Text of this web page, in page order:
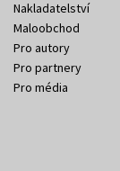
Nakladatelství
Maloobchod
Pro autory
Pro partnery
Pro média